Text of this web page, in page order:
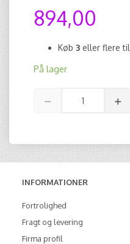
894,00
Køb 3 eller flere til
På lager
INFORMATIONER
Fortrolighed
Fragt og levering
Firma profil